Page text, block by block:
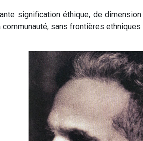
signification éthique, de
communauté, sans frontières ethniques